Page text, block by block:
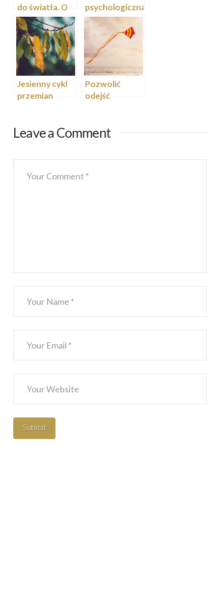
do światła. O
wędrówce w
głąb siebie
psychologiczna
i
psychoterapia
– czyli o
metaforze
remontu w
domu psychiki i
ciała
Jesienny cykl
przemian
Pozwolić
odejść
Leave a Comment